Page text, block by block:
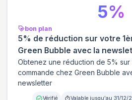
bon plan
5% de réduction sur votre
Green Bubble avec la
Obtenez une réduction de 5%
commande chez Green Bubble
newsletter
Vérifié Valable jusqu'au 31/12/
5%